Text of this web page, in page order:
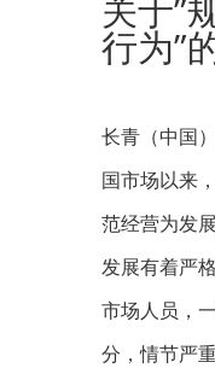
关于”
行为”
长青（中国
国市场以来
范经营为发
发展有着严
市场人员，
分，情节严